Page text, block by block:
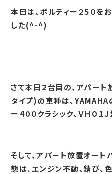
本日は、ボルティー２５０を
した(^-^)
さて本日２台目の、アパー
タイプ)の車種は、YAMAHA
ー４００クラシック、ＶＨ０１
そして、アパート放置オー
態は、エンジン不動、錆び、